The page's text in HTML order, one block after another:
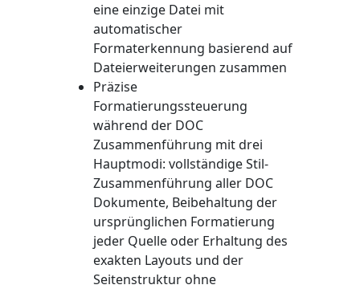
eine einzige Datei mit
automatischer
Formaterkennung basierend auf
Dateierweiterungen zusammen
Präzise
Formatierungssteuerung
während der DOC
Zusammenführung mit drei
Hauptmodi: vollständige Stil-
Zusammenführung aller DOC
Dokumente, Beibehaltung der
ursprünglichen Formatierung
jeder Quelle oder Erhaltung des
exakten Layouts und der
Seitenstruktur ohne